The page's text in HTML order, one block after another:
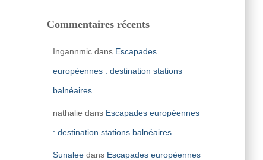
Commentaires récents
Ingannmicdans Escapades
européennes : destination stations
balnéaires
nathalie dans Escapades européennes
: destination stations balnéaires
Sunaleedans Escapades européennes